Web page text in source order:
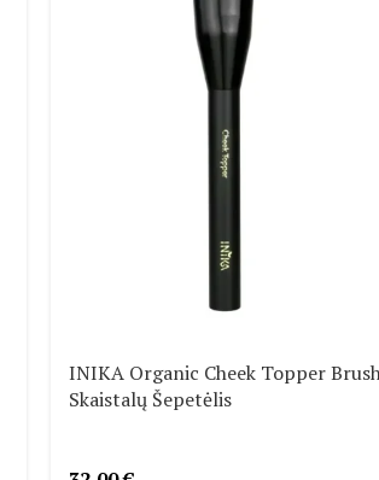
INIKA Organic Cheek Topper
Skaistalų Šepetėlis